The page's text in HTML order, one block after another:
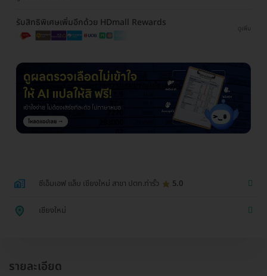
รับสิทธิพิเศษเพิ่มอีกด้วย HDmall Rewards
ดูเพิ่ม
ซีเอ็มเอฟ แล็บ เชียงใหม่ สาขา ปตท.ท่ารั้ว 5.0
เชียงใหม่
รายละเอียด